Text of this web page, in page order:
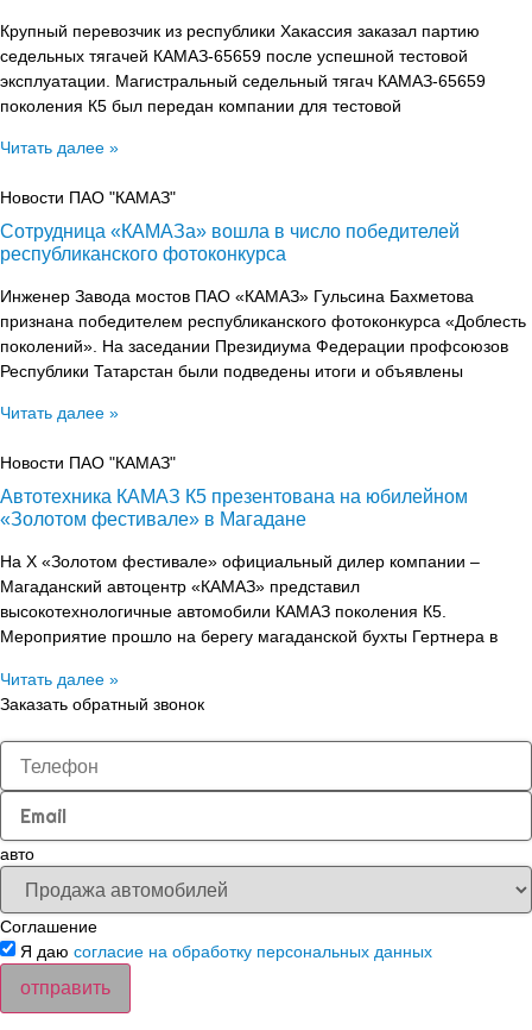
Крупный перевозчик из республики Хакассия заказал партию
седельных тягачей КАМАЗ-65659 после успешной тестовой
эксплуатации. Магистральный седельный тягач КАМАЗ-65659
поколения К5 был передан компании для тестовой
Читать далее »
Новости ПАО "КАМАЗ"
Сотрудница «КАМАЗа» вошла в число победителей
республиканского фотоконкурса
Инженер Завода мостов ПАО «КАМАЗ» Гульсина Бахметова
признана победителем республиканского фотоконкурса «Доблесть
поколений». На заседании Президиума Федерации профсоюзов
Республики Татарстан были подведены итоги и объявлены
Читать далее »
Новости ПАО "КАМАЗ"
Автотехника КАМАЗ К5 презентована на юбилейном
«Золотом фестивале» в Магадане
На X «Золотом фестивале» официальный дилер компании –
Магаданский автоцентр «КАМАЗ» представил
высокотехнологичные автомобили КАМАЗ поколения К5.
Мероприятие прошло на берегу магаданской бухты Гертнера в
Читать далее »
Заказать обратный звонок
авто
Соглашение
Я даю согласие на обработку персональных данных
отправить